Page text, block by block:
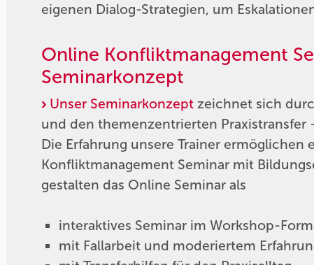
eigenen Dialog-Strategien, um
Online Konfliktmanagement
Seminarkonzept
Unser Seminarkonzept zeichnet sich
und den themenzentrierten
Die Erfahrung unsere Trainer ermöglichen
Konfliktmanagement Seminar mit
gestalten das Online Seminar als
interaktives Seminar im Workshop-
mit Fallarbeit und moderiertem